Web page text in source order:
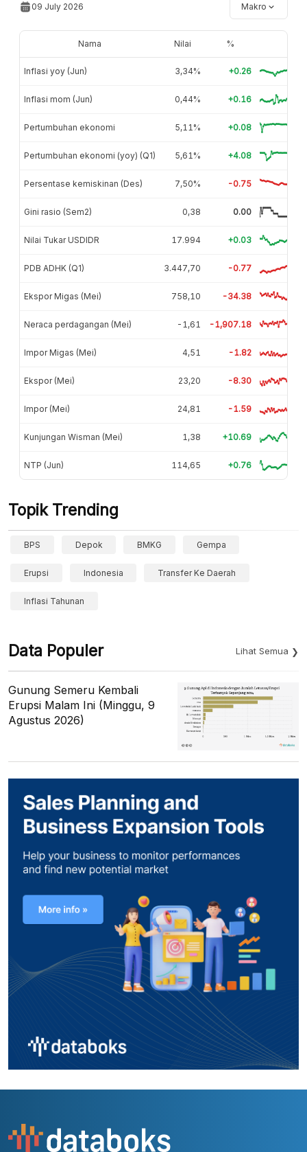
09 July 2026 Makro
Nama Nilai %
Inflasi yoy (Jun) 3,34% +0.26
Inflasi mom (Jun) 0,44% +0.16
Pertumbuhan ekonomi 5,11% +0.08
Pertumbuhan ekonomi (yoy) (Q1) 5,61% +4.08
Persentase kemiskinan (Des) 7,50% -0.75
Gini rasio (Sem2) 0,38 0.00
Nilai Tukar USDIDR 17.994 +0.03
PDB ADHK (Q1) 3.447,70 -0.77
Ekspor Migas (Mei) 758,10 -34.38
Neraca perdagangan (Mei) -1,61 -1,907.18
Impor Migas (Mei) 4,51 -1.82
Ekspor (Mei) 23,20 -8.30
Impor (Mei) 24,81 -1.59
Kunjungan Wisman (Mei) 1,38 +10.69
NTP (Jun) 114,65 +0.76
Topik Trending
BPS Depok BMKG Gempa
Erupsi Indonesia Transfer Ke Daerah
Inflasi Tahunan
Data Populer Lihat Semua
Gunung Semeru Kembali
Erupsi Malam Ini (Minggu, 9
Agustus 2026)